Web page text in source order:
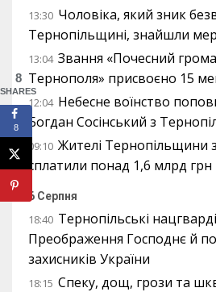
13:30 Чоловіка, який зник
Тернопільщині, знайшли
13:04 Звання «Почесний
Тернополя» присвоєно 15
12:04 Небесне воїнство
Богдан Сосінський з
09:10 Жителі Тернопільщини
сплатили понад 1,6 млрд грн
6 Серпня
18:40 Тернопільські
Преображення Господнє й
захисників України
18:15 Спеку, дощ, грози та
8
SHARES
8